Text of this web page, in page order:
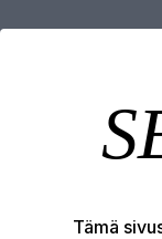
Tekniset
Tämä